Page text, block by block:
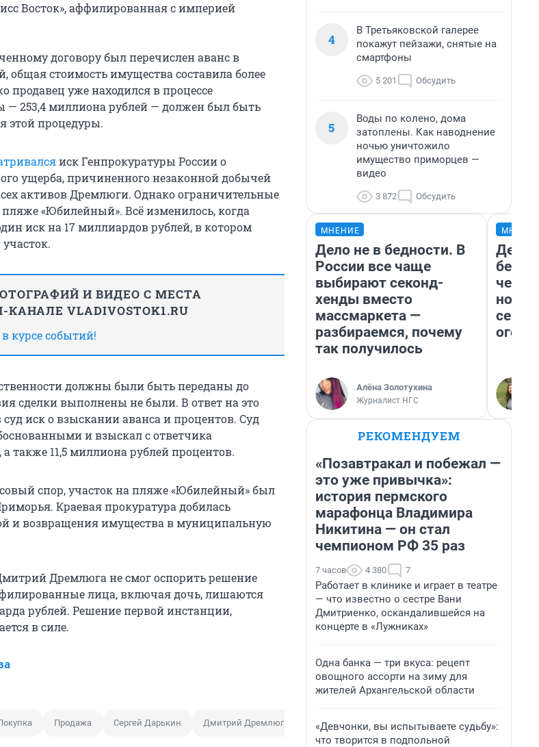
Восток», аффилированная с империей
договору был перечислен аванс в
общая стоимость имущества составила более
продавец уже находился в процессе
— 253,4 миллиона рублей — должен был быть
этой процедуры.
иск Генпрокуратуры России о
ущерба, причиненного незаконной добычей
активов Дремлюги. Однако ограничительные
«Юбилейный». Всё изменилось, когда
иск на 17 миллиардоврублей, в котором
И ВИДЕО С МЕСТА
VLADIVOSTOK1.RU
курсе событий!
должны были быть переданы до
сделки выполнены не были. В ответ на это
иск о взыскании аванса и процентов. Суд
и взыскал с ответчика
а также 11,5 миллиона рублей процентов.
спор, участок на пляже «Юбилейный» был
Краевая прокуратура добилась
и возвращения имущества в муниципальную
Дремлюга не смог оспорить решение
лица, включая дочь, лишаются
рублей. Решение первой инстанции,
в силе.
Продажа Сергей Дарькин Дмитрий Дремлюга Пляж
4
В Третьяковской галерее
покажут пейзажи, снятые на
смартфоны
5 201 Обсудить
5
Воды по колено, дома
затоплены. Как наводнение
ночью уничтожило
имущество приморцев —
видео
3 872 Обсудить
МНЕНИЕ
Дело не в бедности. В
России все чаще
выбирают секонд-
хенды вместо
массмаркета —
разбираемся, почему
так получилось
Алёна Золотухина
Журналист НГС
без
РЕКОМЕНДУЕМ
«Позавтракал и побежал —
это уже привычка»:
история пермского
марафонца Владимира
Никитина — он стал
чемпионом РФ 35 раз
7 часов 4 380 7
Работает в клинике и играет в театре
— что известно о сестре Вани
Дмитриенко, оскандалившейся на
концерте в «Лужниках»
Одна банка — три вкуса: рецепт
овощного ассорти на зиму для
жителей Архангельской области
«Девчонки, вы испытываете судьбу»:
что творится в подпольной